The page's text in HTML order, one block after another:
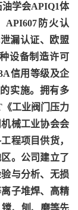
油学会APIQ1体
API607防火认
漏认证、欧盟
设备制造许可
信用等级及企
实施。拥有多
工业阀门压力
械工业协会会
程项目供货，
。公司建立了
与分析、无损
子堆焊、高精
、刨、磨等先